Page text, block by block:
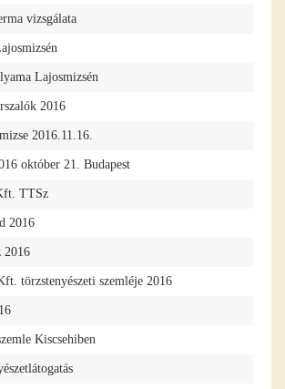
vizsgálata
Lajosmizsén
2016
2016.11.16.
október 21. Budapest
TTSz
2016
2016
törzstenyészeti szemléje 2016
Kiscsehiben